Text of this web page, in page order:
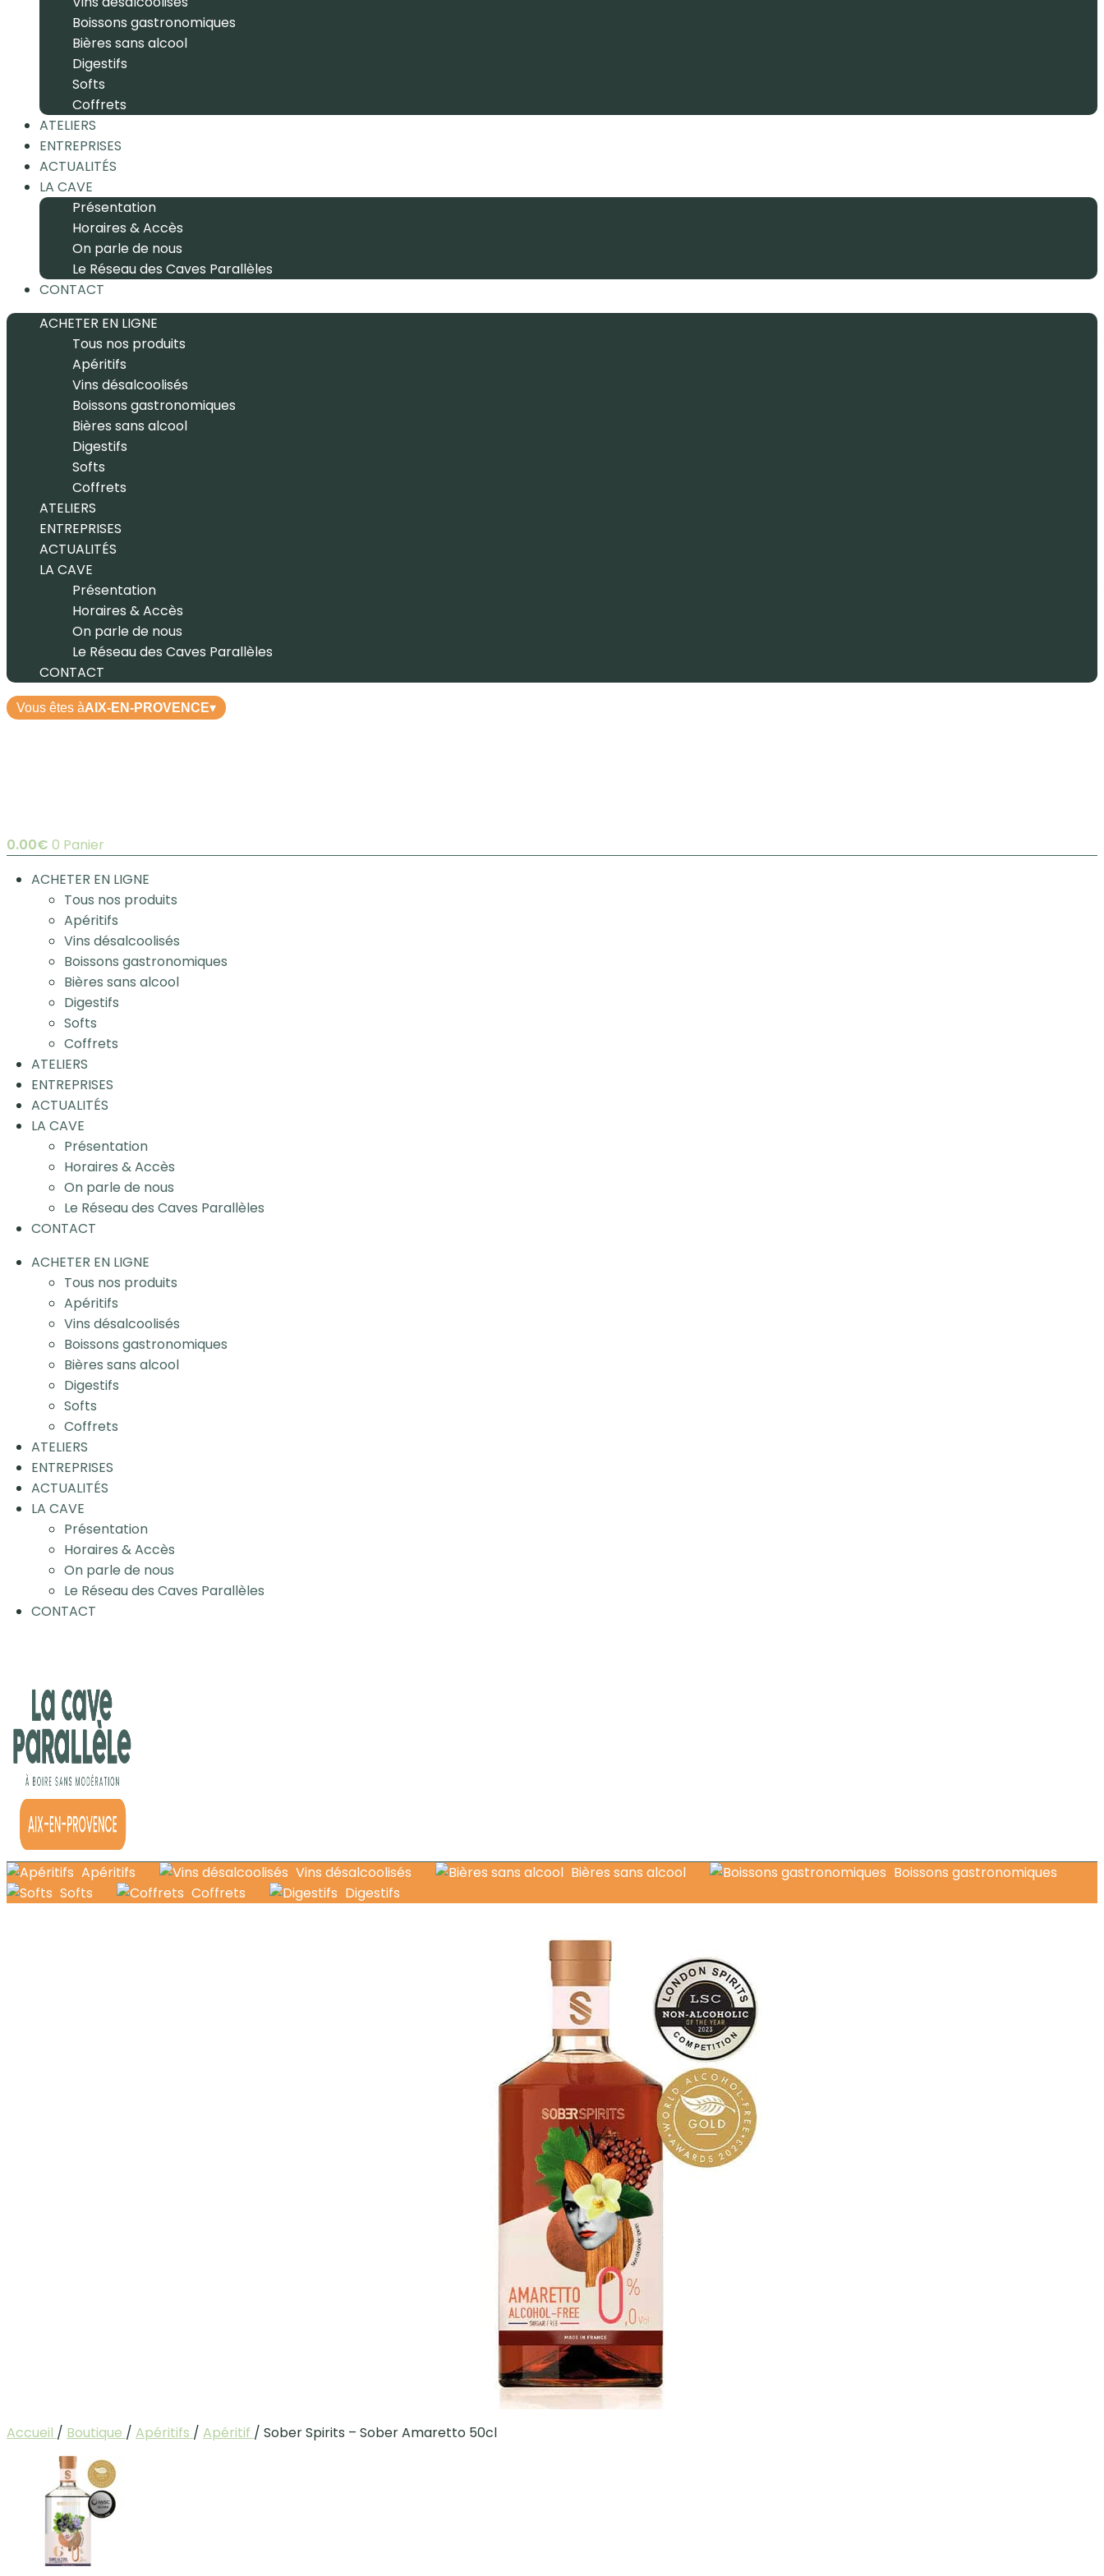
Boissons gastronomiques
Bières sans alcool
Digestifs
Softs
Coffrets
ATELIERS
ENTREPRISES
ACTUALITÉS
LA CAVE
Présentation
Horaires & Accès
On parle de nous
Le Réseau des Caves Parallèles
CONTACT
ACHETER EN LIGNE
Tous nos produits
Apéritifs
Vins désalcoolisés
Boissons gastronomiques
Bières sans alcool
Digestifs
Softs
Coffrets
ATELIERS
ENTREPRISES
ACTUALITÉS
LA CAVE
Présentation
Horaires & Accès
On parle de nous
Le Réseau des Caves Parallèles
CONTACT
Vous êtes àAIX-EN-PROVENCE▾
0.00€ 0 Panier
ACHETER EN LIGNE
Tous nos produits
Apéritifs
Vins désalcoolisés
Boissons gastronomiques
Bières sans alcool
Digestifs
Softs
Coffrets
ATELIERS
ENTREPRISES
ACTUALITÉS
LA CAVE
Présentation
Horaires & Accès
On parle de nous
Le Réseau des Caves Parallèles
CONTACT
ACHETER EN LIGNE
Tous nos produits
Apéritifs
Vins désalcoolisés
Boissons gastronomiques
Bières sans alcool
Digestifs
Softs
Coffrets
ATELIERS
ENTREPRISES
ACTUALITÉS
LA CAVE
Présentation
Horaires & Accès
On parle de nous
Le Réseau des Caves Parallèles
CONTACT
Apéritifs Vins désalcoolisés Bières sans alcool
Boissons gastronomiques
Softs
Coffrets Digestifs
Accueil / Boutique / Apéritifs / Apéritif / Sober Spirits – Sober Amaretto 50cl